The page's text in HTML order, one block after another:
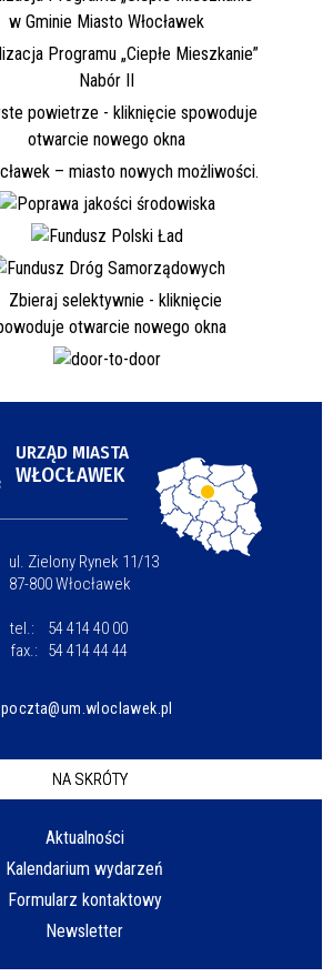
URZĄD MIASTA
WŁOCŁAWEK
ul. Zielony Rynek 11/13
87-800 Włocławek
tel.:
54 414 40 00
fax.:
54 414 44 44
poczta@um.wloclawek.pl
NA SKRÓTY
Aktualności
Kalendarium wydarzeń
Formularz kontaktowy
Newsletter